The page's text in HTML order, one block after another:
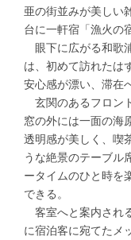
亜の街並みが美しい
台に一軒宿「漁火の
眼下に広がる和歌
は、初めて訪れたは
安心感が漂い、滞在
玄関のあるフロン
窓の外には一面の海
透明感が美しく、喫
うな絶景のテーブル
ータイムのひと時を
できる。
客室へと案内され
に宿泊客に宛てたメ